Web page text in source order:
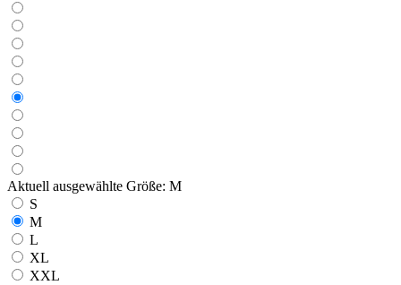
Aktuell ausgewählte Größe: M
S
M
L
XL
XXL